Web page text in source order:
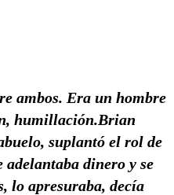
ambos. Era un hombre
humillación.Brian
suplantó el rol de
dinero y se
lo apresuraba, decía